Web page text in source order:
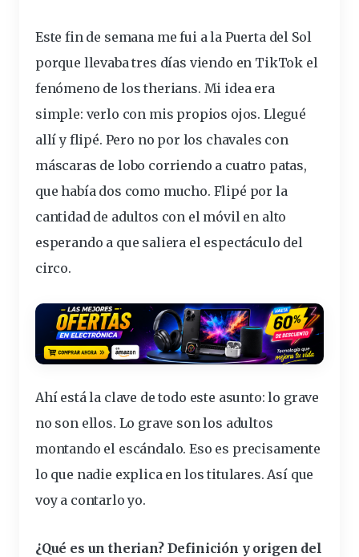
Este fin de semana me fui a la Puerta del Sol
porque llevaba tres días viendo en TikTok el
fenómeno de lostherians. Mi idea era
simple: verlo con mis propios ojos. Llegué
allí y flipé. Pero no por los chavales con
máscaras de lobo corriendo a cuatro patas,
que había dos como mucho. Flipé por la
cantidad de adultos con el móvilen alto
esperando a que saliera el espectáculo del
circo.
Ahí está la clave de todo este asunto: lo grave
no son ellos. Lo grave son los adultos
montando el escándalo. Eso es precisamente
lo que nadie explica en lostitulares. Así que
voy a contarlo yo.
¿Qué es untherian? Definición y origen del